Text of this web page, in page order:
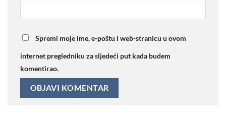
Spremi moje ime, e-poštu i web-stranicu u ovom
internet pregledniku za sljedeći put kada budem
komentirao.